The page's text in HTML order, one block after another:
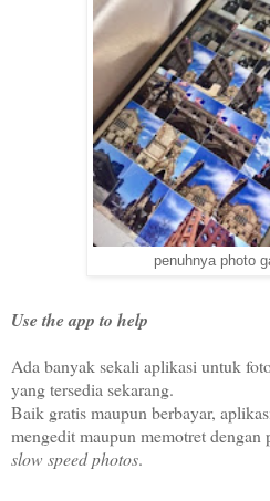
penuhnya photo
Use the app to help
Ada banyak sekali aplikasi untuk
yang tersedia sekarang.
Baik gratis maupun berbayar,
mengedit maupun memotret dengan
slow speed photos.